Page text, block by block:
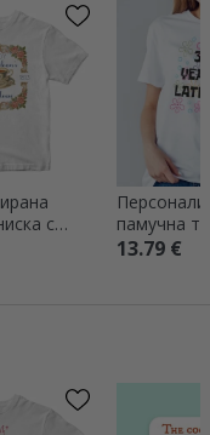
с
памучна
текст -
13.79 €